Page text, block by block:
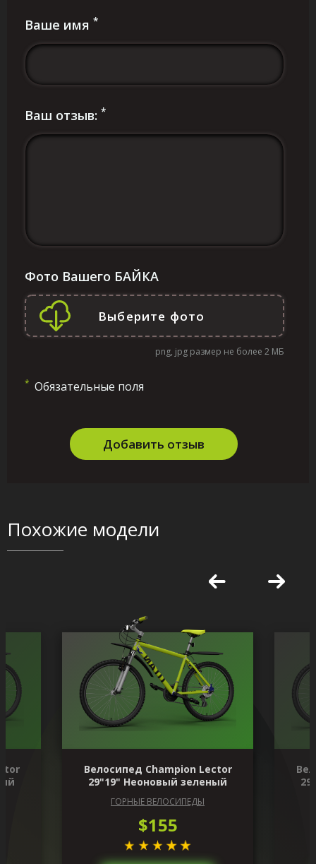
Ваше имя *
Ваш отзыв: *
Фото Вашего БАЙКА
png, jpg размер не более 2 МБ
* Обязательные поля
Добавить отзыв
Похожие модели
Велосипед Champion Lector
29"19" Неоновый зеленый
ГОРНЫЕ ВЕЛОСИПЕДЫ
$155